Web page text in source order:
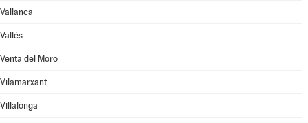
Vallanca
Vallés
Venta del Moro
Vilamarxant
Villalonga